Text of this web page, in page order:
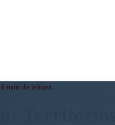
4 min de leitura